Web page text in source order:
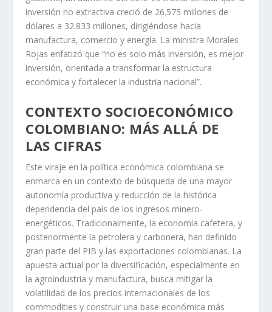
representando un crecimiento del 794% respecto al
gobierno anterior, y 150.886 híbridos, un aumento del
537%. Colombia no solo consume, sino que también
produce vehículos eléctricos biarticulados y exporta
transformadores y materiales eléctricos a marcas
internacionales.
La inversión extranjera directa (IED) también refleja
esta transformación. Pasó de 33.848 millones de
dólares a 46.039 millones entre los dos periodos de
gobierno, un aumento del 36%. Es crucial señalar que la
inversión no extractiva creció de 26.575 millones de
dólares a 32.833 millones, dirigiéndose hacia
manufactura, comercio y energía. La ministra Morales
Rojas enfatizó que “no es solo más inversión, es mejor
inversión, orientada a transformar la estructura
económica y fortalecer la industria nacional”.
CONTEXTO SOCIOECONÓMICO
COLOMBIANO: MÁS ALLÁ DE
LAS CIFRAS